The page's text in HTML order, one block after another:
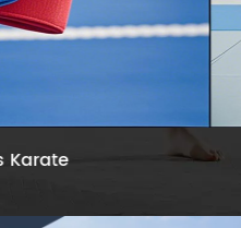
Uniform